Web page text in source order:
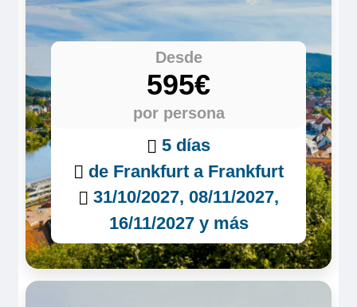
Desde
595€
por persona
5 días
de Frankfurt a Frankfurt
31/10/2027, 08/11/2027,
16/11/2027 y más